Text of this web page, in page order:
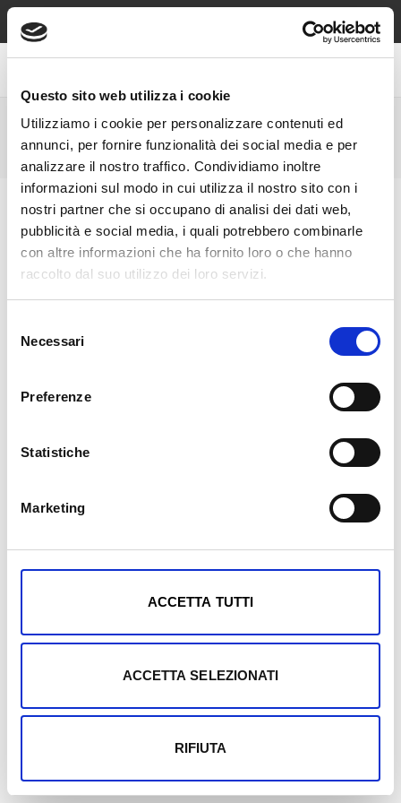
Questo sito web utilizza i cookie
Utilizziamo i cookie per personalizzare contenuti ed
annunci, per fornire funzionalità dei social media e per
analizzare il nostro traffico. Condividiamo inoltre
informazioni sul modo in cui utilizza il nostro sito con i
nostri partner che si occupano di analisi dei dati web,
pubblicità e social media, i quali potrebbero combinarle
con altre informazioni che ha fornito loro o che hanno
raccolto dal suo utilizzo dei loro servizi.
delNecessari
Preferenze
Statistiche
Marketing
ACCETTA TUTTI
ACCETTA SELEZIONATI
RIFIUTA
Spedizione sempre gratuita sopra €49, contrassegno e reso
NAUTICA